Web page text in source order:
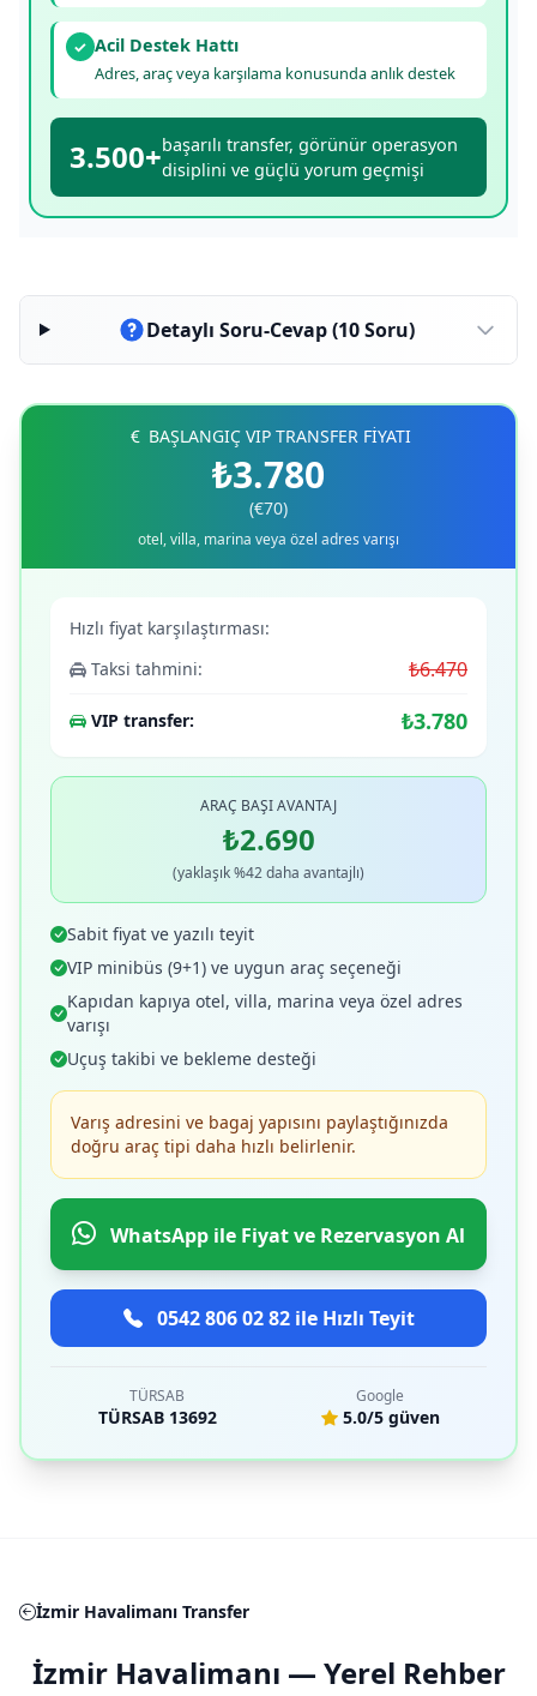
✓ Acil Destek Hattı
Adres, araç veya karşılama konusunda anlık destek
3.500+başarılı transfer, görünür operasyon
disiplini ve güçlü yorum geçmişi
Detaylı Soru-Cevap (10 Soru)
BAŞLANGIÇ VIP TRANSFER FİYATI
₺3.780
(€70)
otel, villa, marina veya özel adres varışı
Hızlı fiyat karşılaştırması:
Taksi tahmini:
₺6.470
VIP transfer: ₺3.780
ARAÇ BAŞI AVANTAJ
₺2.690
(yaklaşık %42 daha avantajlı)
Sabit fiyat ve yazılı teyit
VIP minibüs (9+1) ve uygun araç seçeneği
Kapıdan kapıya otel, villa, marina veya özel adres
varışı
Uçuş takibi ve bekleme desteği
Varış adresini ve bagaj yapısını paylaştığınızda
doğru araç tipi daha hızlı belirlenir.
WhatsApp ile Fiyat ve Rezervasyon Al
0542 806 02 82 ile Hızlı Teyit
TÜRSAB
TÜRSAB 13692
Google
5.0/5 güven
İzmir Havalimanı Transfer
İzmir Havalimanı — Yerel Rehber